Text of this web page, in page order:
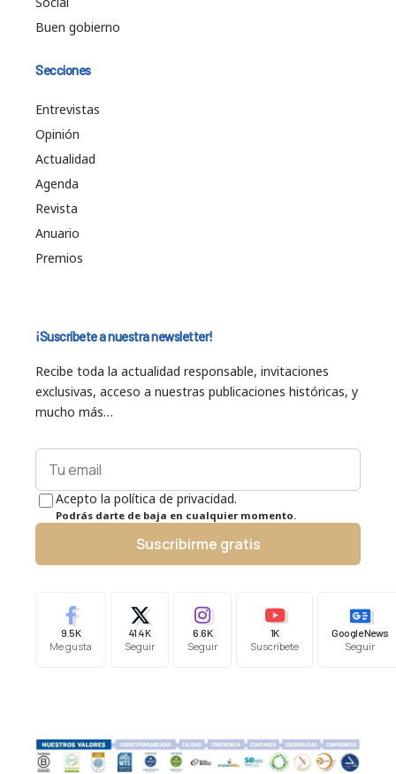
Buen gobierno
Secciones
Entrevistas
Opinión
Actualidad
Agenda
Revista
Anuario
Premios
¡Suscríbete a nuestra newsletter!
Recibe toda la actualidad responsable, invitaciones
exclusivas, acceso a nuestras publicaciones históricas, y
mucho más…
Acepto la política de privacidad.
Podrás darte de baja en cualquier momento.
Suscribirme gratis
9.5K
Me gusta
41.4K
Seguir
6.6K
Seguir
1K
Suscríbete
Google News
Seguir